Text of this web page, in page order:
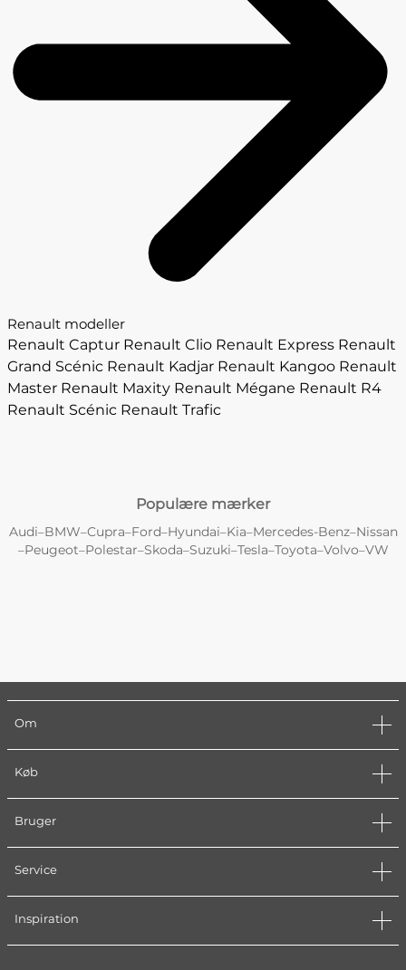
Renault modeller
Renault Captur Renault Clio Renault Express Renault
Grand Scénic Renault Kadjar Renault Kangoo Renault
Master Renault Maxity Renault Mégane Renault R4
Renault Scénic Renault Trafic
Populære mærker
Audi–BMW–Cupra–Ford–Hyundai–Kia–Mercedes-Benz–Nissan
–Peugeot–Polestar–Skoda–Suzuki–Tesla–Toyota–Volvo–VW
Om
Køb
Bruger
Service
Inspiration